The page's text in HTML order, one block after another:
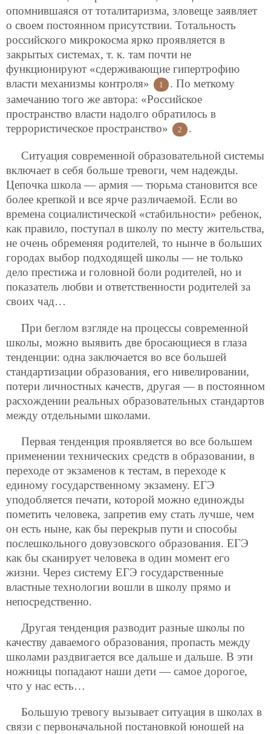
опомнившаяся от тоталитаризма, зловеще заявляет
о своем постоянном присутствии. Тотальность
российского микрокосма ярко проявляется в
закрытых системах, т. к. там почти не
функционируют «сдерживающие гипертрофию
власти механизмы контроля»
1
. По меткому
замечанию того же автора: «Российское
пространство власти надолго обратилось в
террористическое пространство»
2 .
Ситуация современной образовательной системы
включает в себя больше тревоги, чем надежды.
Цепочка школа — армия — тюрьма становится все
более крепкой и все ярче различаемой. Если во
времена социалистической «стабильности» ребенок,
как правило, поступал в школу по месту жительства,
не очень обременяя родителей, то нынче в больших
городах выбор подходящей школы — не только
дело престижа и головной боли родителей, но и
показатель любви и ответственности родителей за
своих чад…
При беглом взгляде на процессы современной
школы, можно выявить две бросающиеся в глаза
тенденции: одна заключается во все большей
стандартизации образования, его нивелировании,
потери личностных качеств, другая — в постоянном
расхождении реальных образовательных стандартов
между отдельными школами.
Первая тенденция проявляется во все большем
применении технических средств в образовании, в
переходе от экзаменов к тестам, в переходе к
единому государственному экзамену. ЕГЭ
уподобляется печати, которой можно единожды
пометить человека, запретив ему стать лучше, чем
он есть ныне, как бы перекрыв пути и способы
послешкольного довузовского образования. ЕГЭ
как бы сканирует человека в один момент его
жизни. Через систему ЕГЭ государственные
властные технологии вошли в школу прямо и
непосредственно.
Другая тенденция разводит разные школы по
качеству даваемого образования, пропасть между
школами раздвигается все дальше и дальше. В эти
ножницы попадают наши дети — самое дорогое,
что у нас есть…
Большую тревогу вызывает ситуация в школах в
связи с первоначальной постановкой юношей на